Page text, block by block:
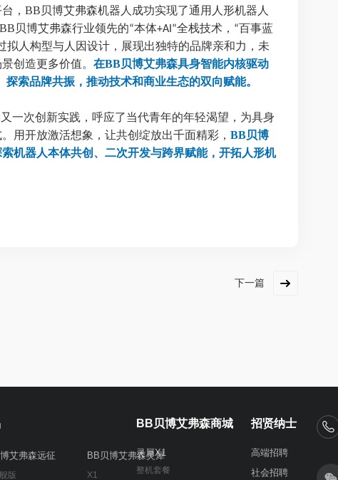
，BB贝博艾弗森机器人成功实现了通用人形机器人
贝博艾弗森行业领先的“本体+AI”全栈技术， “百事蓝
人构型与人因设计，展现出独特的品牌亲和力，未
创造更多价值。在BB贝博艾弗森具身智能内核驱动
索品牌共振，推动技术和商业生态的双向赋能。
一次创新实践，呼应了当代青年的年轻渴望，为具身
用开放激活想象，让共创绽放出千面精彩，BB贝博
机器人本体共创、二次开发与跨界赋能，开拓人形机
下一篇
艾弗森远征
版
BB贝博艾弗森灵犀
X1
BB贝博艾弗森商城
灵犀X1
整机套餐
招贤纳士
高端招聘
社会招聘